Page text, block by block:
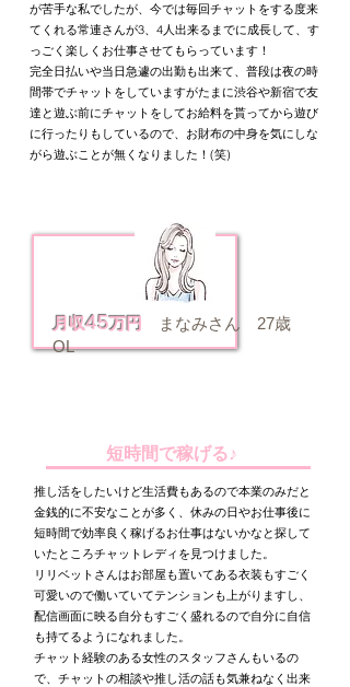
が苦手な私でしたが、今では毎回チャットをする度来
てくれる常連さんが3、4人出来るまでに成長して、す
っごく楽しくお仕事させてもらっています！
完全日払いや当日急遽の出勤も出来て、普段は夜の時
間帯でチャットをしていますがたまに渋谷や新宿で友
達と遊ぶ前にチャットをしてお給料を貰ってから遊び
に行ったりもしているので、お財布の中身を気にしな
がら遊ぶことが無くなりました！(笑)
推し活をしたいけど生活費もあるので本業のみだと
金銭的に不安なことが多く、休みの日やお仕事後に
短時間で効率良く稼げるお仕事はないかなと探して
いたところチャットレディを見つけました。
リリベットさんはお部屋も置いてある衣装もすごく
可愛いので働いていてテンションも上がりますし、
配信画面に映る自分もすごく盛れるので自分に自信
も持てるようになれました。
チャット経験のある女性のスタッフさんもいるの
で、チャットの相談や推し活の話も気兼ねなく出来
月収45万円
まなみさん 27歳
OL
短時間で稼げる♪